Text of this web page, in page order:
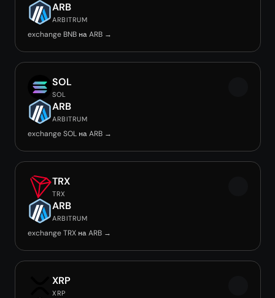
ARB
ARBITRUM
exchange BNB на ARB →
SOL
SOL
ARB
ARBITRUM
exchange SOL на ARB →
TRX
TRX
ARB
ARBITRUM
exchange TRX на ARB →
XRP
XRP